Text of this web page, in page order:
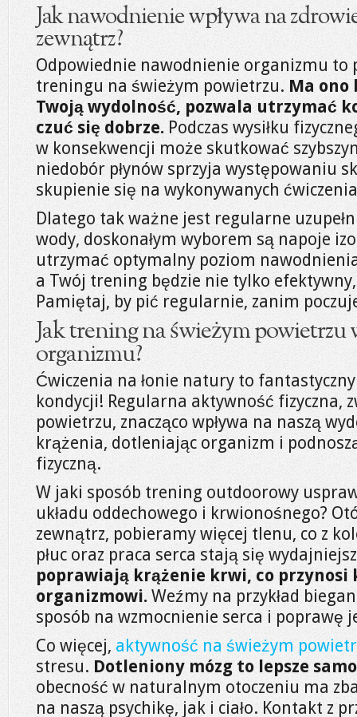
Jak nawodnienie wpływa na
zewnątrz?
Odpowiednie nawodnienie organizmu to
treningu na świeżym powietrzu. Ma ono
Twoją wydolność, pozwala utrzymać
czuć się dobrze. Podczas wysiłku
w konsekwencji może skutkować
niedobór płynów sprzyja występowaniu
skupienie się na wykonywanych
Dlatego tak ważne jest regularne
wody, doskonałym wyborem są napoje
utrzymać optymalny poziom
a Twój trening będzie nie tylko
Pamiętaj, by pić regularnie, zanim
Jak trening na świeżym powietrzu
organizmu?
Ćwiczenia na łonie natury to
kondycji! Regularna aktywność fizyczna,
powietrzu, znacząco wpływa na naszą
krążenia, dotleniając organizm i
fizyczną.
W jaki sposób trening outdoorowy
układu oddechowego i krwionośnego?
zewnątrz, pobieramy więcej tlenu, co z
płuc oraz praca serca stają się
poprawiają krążenie krwi, co przynosi
organizmowi. Weźmy na przykład
sposób na wzmocnienie serca i poprawę
Co więcej, aktywność na świeżym
stresu. Dotleniony mózg to lepsze
obecność w naturalnym otoczeniu ma
na naszą psychikę, jak i ciało. Kontakt z